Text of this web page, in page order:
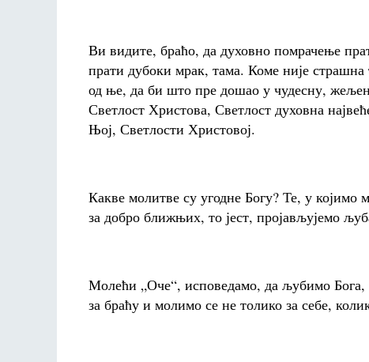
Ви видите, браћо, да духовно помрачење
прати дубоки мрак, тама. Коме није
од ње, да би што пре дошао у чудесну,
Светлост Христова, Светлост духовна
Њој, Светлости Христовој.
Какве молитве су угодне Богу? Те, у
за добро ближњих, то јест, пројављујемо
Молећи „Оче“, исповедамо, да љубимо
за браћу и молимо се не толико за себе,